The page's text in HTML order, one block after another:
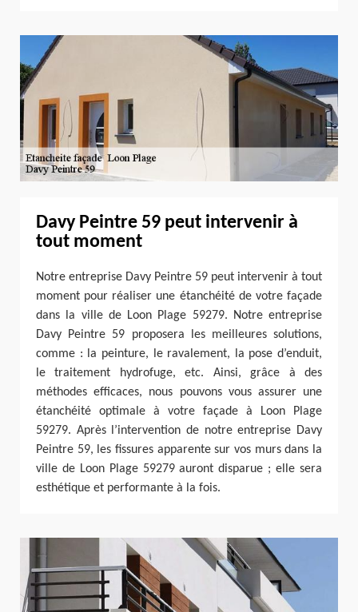
Davy Peintre 59 peut intervenir à
tout moment
Notre entreprise Davy Peintre 59 peut intervenir à tout
moment pour réaliser une étanchéité de votre façade
dans la ville de Loon Plage 59279. Notre entreprise
Davy Peintre 59 proposera les meilleures solutions,
comme : la peinture, le ravalement, la pose d’enduit,
le traitement hydrofuge, etc. Ainsi, grâce à des
méthodes efficaces, nous pouvons vous assurer une
étanchéité optimale à votre façade à Loon Plage
59279. Après l’intervention de notre entreprise Davy
Peintre 59, les fissures apparente sur vos murs dans la
ville de Loon Plage 59279 auront disparue ; elle sera
esthétique et performante à la fois.